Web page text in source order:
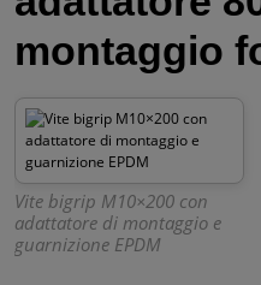
montaggio
Vite bigrip M10×200 con
adattatore di montaggio e
guarnizione EPDM